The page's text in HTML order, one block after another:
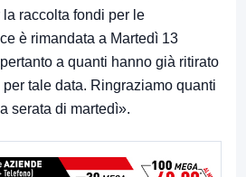
raccolta fondi per le
è rimandata a Martedì 13
a quanti hanno già ritirato
tale data. Ringraziamo quanti
serata di martedì».